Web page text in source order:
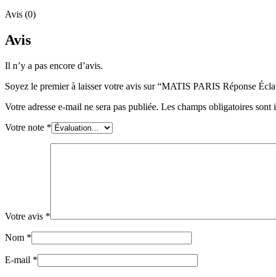
Avis (0)
Avis
Il n’y a pas encore d’avis.
Soyez le premier à laisser votre avis sur “MATIS PARIS Réponse
Votre adresse e-mail ne sera pas publiée. Les champs obligatoires sont
Votre note *
Votre avis *
Nom *
E-mail *